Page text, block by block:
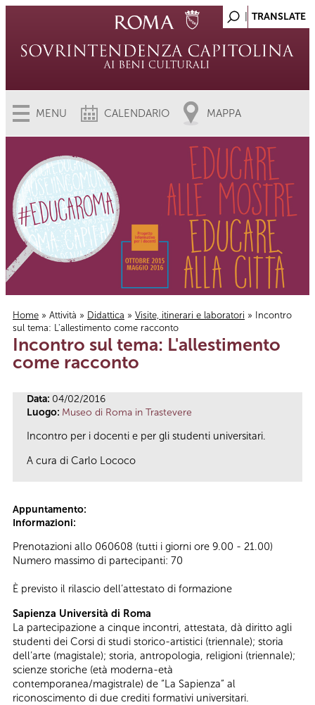
MENU CALENDARIO MAPPA
Tu sei qui
Home » Attività » Didattica » Visite, itinerari e laboratori » Incontro
sul tema: L'allestimento come racconto
Incontro sul tema: L'allestimento
come racconto
Data: 04/02/2016
Luogo: Museo di Roma in Trastevere
Incontro per i docenti e per gli studenti universitari.
A cura di Carlo Lococo
Appuntamento:
Informazioni:
Prenotazioni allo 060608 (tutti i giorni ore 9.00 - 21.00)
Numero massimo di partecipanti: 70
È previsto il rilascio dell’attestato di formazione
Sapienza Università di Roma
La partecipazione a cinque incontri, attestata, dà diritto agli
studenti dei Corsi di studi storico-artistici (triennale); storia
dell’arte (magistale); storia, antropologia, religioni (triennale);
scienze storiche (età moderna-età
contemporanea/magistrale) de “La Sapienza” al
riconoscimento di due crediti formativi universitari.